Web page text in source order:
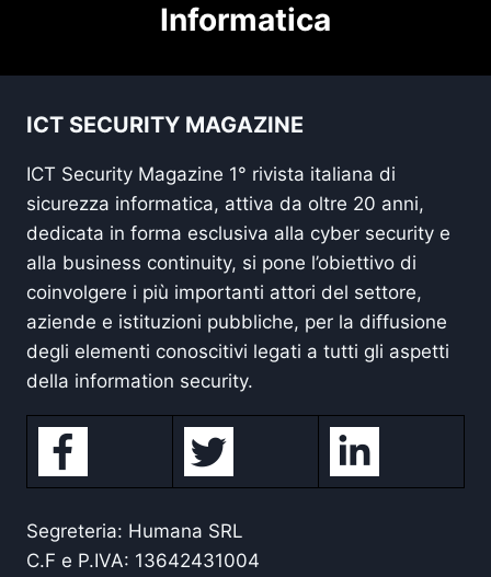
Informatica
ICT SECURITY MAGAZINE
ICT Security Magazine 1° rivista italiana di
sicurezza informatica, attiva da oltre 20 anni,
dedicata in forma esclusiva alla cyber security e
alla business continuity, si pone l’obiettivo di
coinvolgere i più importanti attori del settore,
aziende e istituzioni pubbliche, per la diffusione
degli elementi conoscitivi legati a tutti gli aspetti
della information security.
Segreteria: Humana SRL
C.F e P.IVA: 13642431004